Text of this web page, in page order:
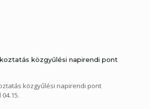
közgyűlési napirendi pont
közgyűlési napirendi pont